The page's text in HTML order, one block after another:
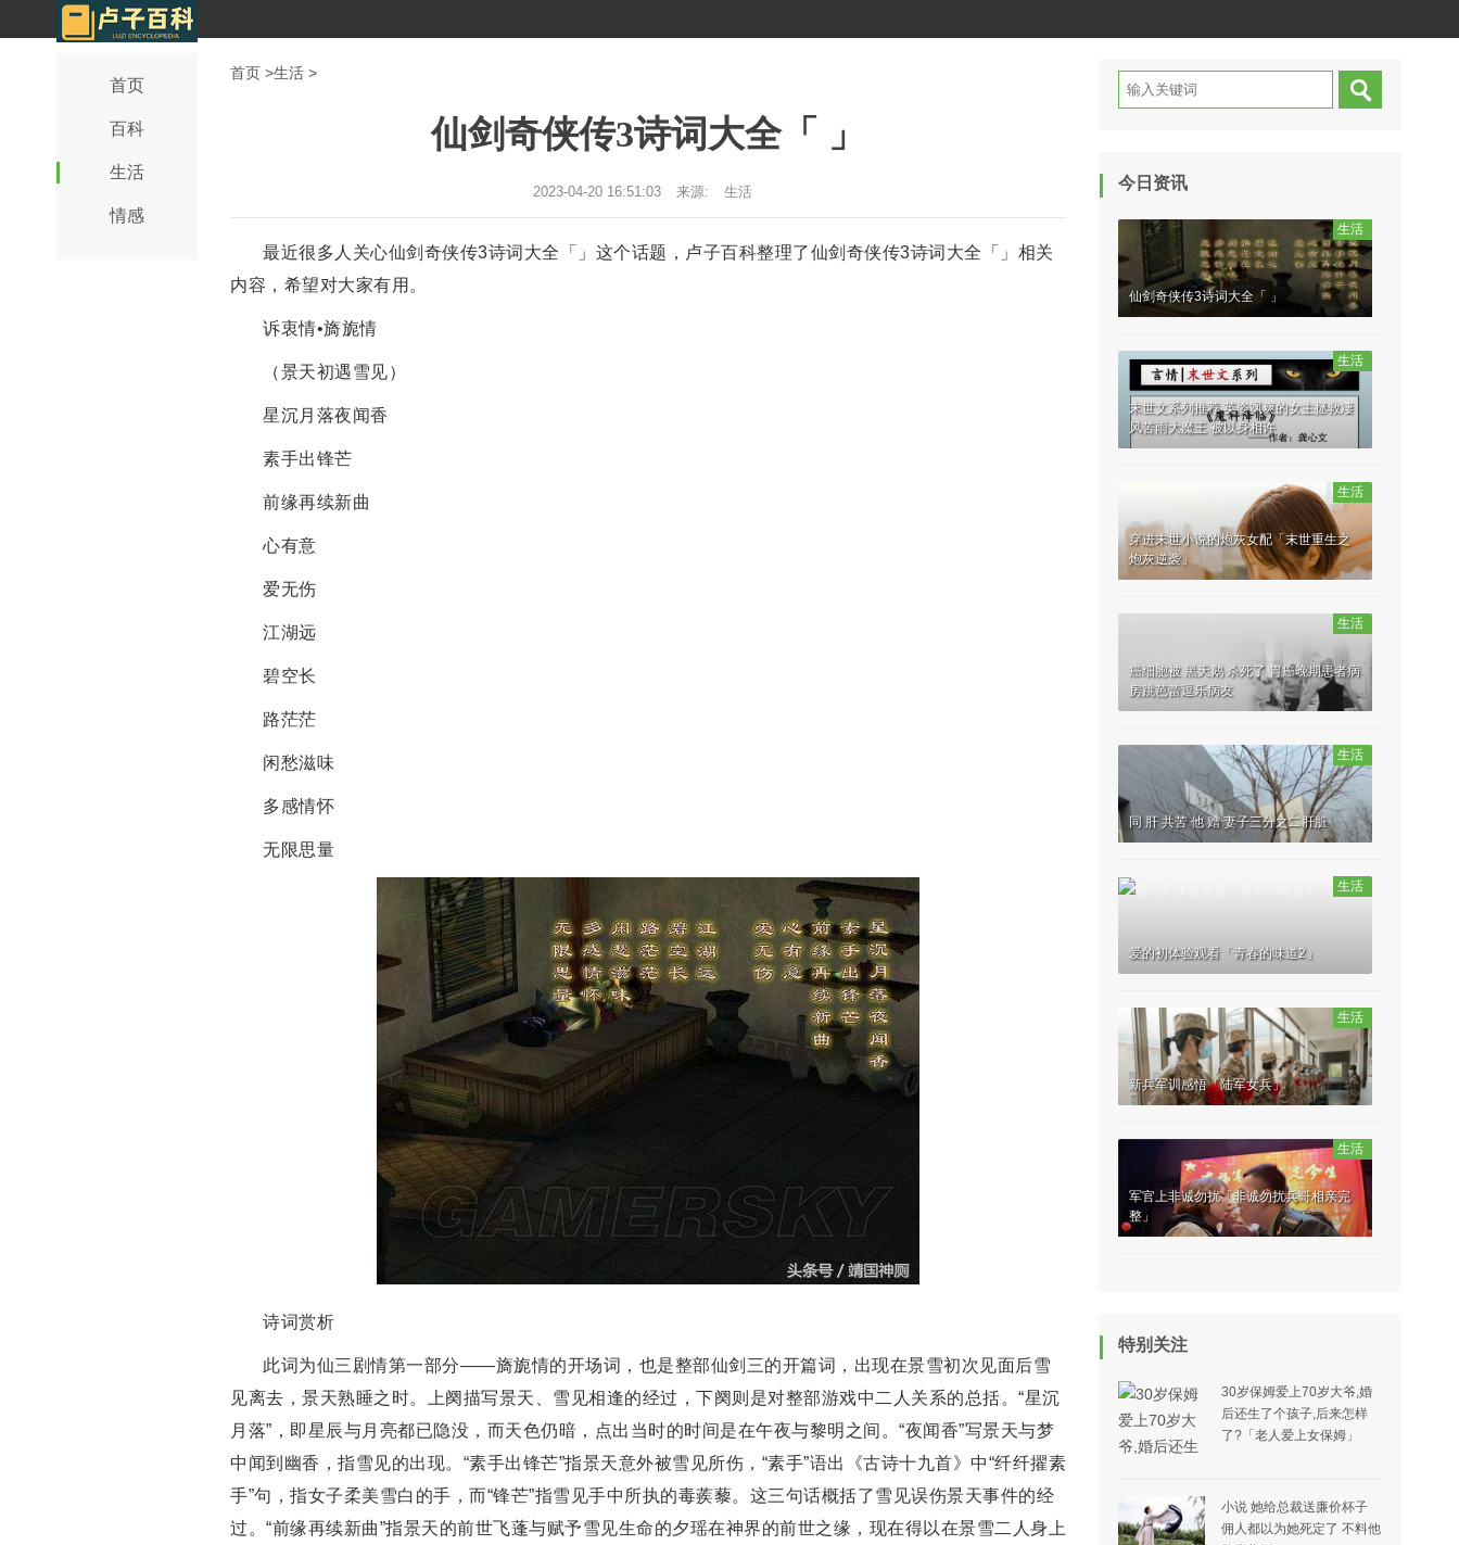
首页
百科
生活
情感
首页 >生活 >
仙剑奇侠传3诗词大全「 」
2023-04-20 16:51:03 来源: 生活
最近很多人关心仙剑奇侠传3诗词大全「」这个话题，卢子百科整理了仙剑奇侠传3诗词大全「」相关
内容，希望对大家有用。
诉衷情•旖旎情
（景天初遇雪见）
星沉月落夜闻香
素手出锋芒
前缘再续新曲
心有意
爱无伤
江湖远
碧空长
路茫茫
闲愁滋味
多感情怀
无限思量
诗词赏析
此词为仙三剧情第一部分——旖旎情的开场词，也是整部仙剑三的开篇词，出现在景雪初次见面后雪
见离去，景天熟睡之时。上阕描写景天、雪见相逢的经过，下阕则是对整部游戏中二人关系的总括。“星沉
月落”，即星辰与月亮都已隐没，而天色仍暗，点出当时的时间是在午夜与黎明之间。“夜闻香”写景天与梦
中闻到幽香，指雪见的出现。“素手出锋芒”指景天意外被雪见所伤，“素手”语出《古诗十九首》中“纤纤擢素
手”句，指女子柔美雪白的手，而“锋芒”指雪见手中所执的毒蒺藜。这三句话概括了雪见误伤景天事件的经
过。“前缘再续新曲”指景天的前世飞蓬与赋予雪见生命的夕瑶在神界的前世之缘，现在得以在景雪二人身上
今日资讯
生活
仙剑奇侠传3诗词大全「 」
生活
末世文系列推荐 英姿飒爽的女主拯救凄
风苦雨大魔王 被以身相许
生活
穿进末世小说的炮灰女配「末世重生之
炮灰逆袭」
生活
癌细胞被 黑天鹅 杀死了 胃癌晚期患者病
房跳芭蕾逗乐病友
生活
同 肝 共苦 他 赠 妻子三分之二肝脏
生活
爱的初体验观看「青春的味道2」
生活
新兵军训感悟「陆军女兵」
生活
军官上非诚勿扰「非诚勿扰兵哥相亲完
整」
特别关注
30岁保姆爱上70岁大爷,婚
后还生了个孩子,后来怎样
了?「老人爱上女保姆」
小说 她给总裁送廉价杯子
佣人都以为她死定了 不料他